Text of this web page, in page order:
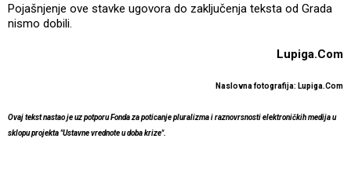
Pojašnjenje ove stavke ugovora do zaključenja teksta od Grada
nismo dobili.
Lupiga.Com
Naslovna fotografija: Lupiga.Com
Ovaj tekst nastao je uz potporu Fonda za poticanje pluralizma i raznovrsnosti elektroničkih medija u
sklopu projekta "Ustavne vrednote u doba krize".